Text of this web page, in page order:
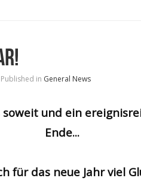
Published in General News
und ein
Ende...
für das neue Jahr viel